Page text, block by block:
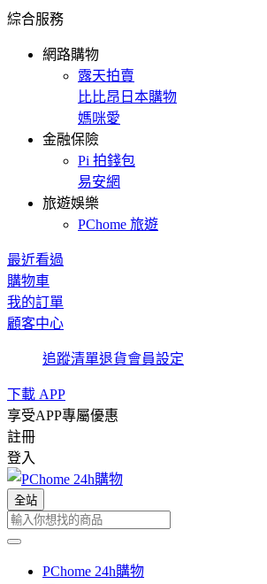
綜合服務
網路購物
露天拍賣
比比昂日本購物
媽咪愛
金融保險
Pi 拍錢包
易安網
旅遊娛樂
PChome 旅遊
最近看過
購物車
我的訂單
顧客中心
追蹤清單退貨會員設定
下載 APP
享受APP專屬優惠
註冊
登入
全站
PChome 24h購物